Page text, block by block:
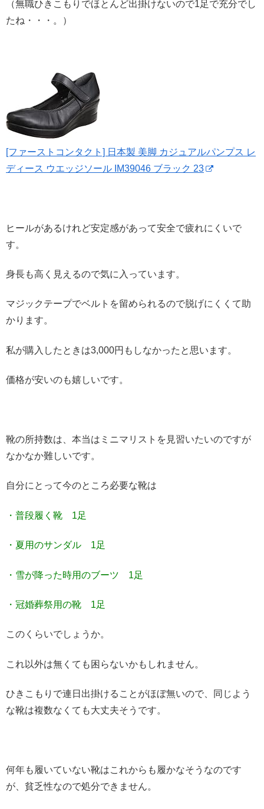
（無職ひきこもりでほとんど出掛けないので1足で充分でし
たね・・・。）
[ファーストコンタクト] 日本製 美脚 カジュアルパンプス レ
ディース ウエッジソール IM39046 ブラック 23
ヒールがあるけれど安定感があって安全で疲れにくいで
す。
身長も高く見えるので気に入っています。
マジックテープでベルトを留められるので脱げにくくて助
かります。
私が購入したときは3,000円もしなかったと思います。
価格が安いのも嬉しいです。
靴の所持数は、本当はミニマリストを見習いたいのですが
なかなか難しいです。
自分にとって今のところ必要な靴は
・普段履く靴 1足
・夏用のサンダル 1足
・雪が降った時用のブーツ 1足
・冠婚葬祭用の靴 1足
このくらいでしょうか。
これ以外は無くても困らないかもしれません。
ひきこもりで連日出掛けることがほぼ無いので、同じよう
な靴は複数なくても大丈夫そうです。
何年も履いていない靴はこれからも履かなそうなのです
が、貧乏性なので処分できません。